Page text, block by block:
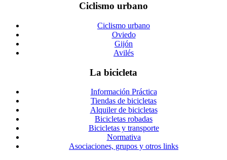
Ciclismo urbano
Ciclismo urbano
Oviedo
Gijón
Avilés
La bicicleta
Información Práctica
Tiendas de bicicletas
Alquiler de bicicletas
Bicicletas robadas
Bicicletas y transporte
Normativa
Asociaciones, grupos y otros links